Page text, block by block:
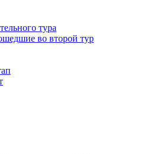
тура
во второй тур